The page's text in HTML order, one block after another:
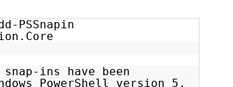
PSSnapin
snap-ins have been
PowerShell version 5.